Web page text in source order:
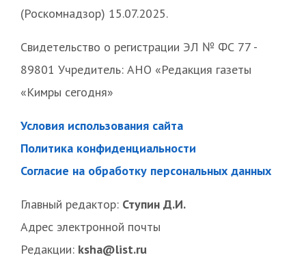
(Роскомнадзор) 15.07.2025.
Свидетельство о регистрации ЭЛ № ФС 77 -
89801 Учредитель: АНО «Редакция газеты
«Кимры сегодня»
Условия использования сайта
Политика конфиденциальности
Согласие на обработку персональных данных
Главный редактор: Ступин Д.И.
Адрес электронной почты
Редакции: ksha@list.ru